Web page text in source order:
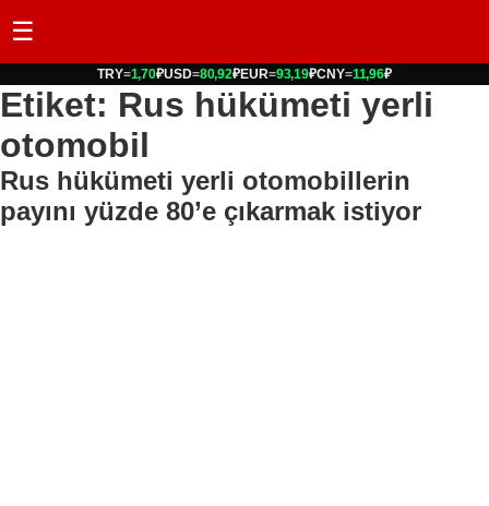
☰
TRY=1,70₽USD=80,92₽EUR=93,19₽CNY=11,96₽
Etiket: Rus hükümeti yerli
otomobil
Rus hükümeti yerli otomobillerin
payını yüzde 80’e çıkarmak istiyor